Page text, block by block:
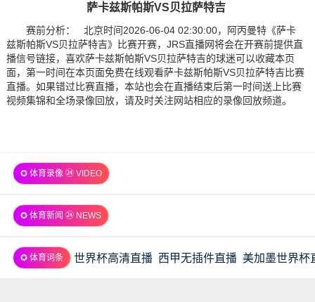
萨卡兹斯帕斯VS贝拉萨特吉
赛前分析： 北京时间2026-06-04 02:30:00，阿丙曼特《萨卡
兹斯帕斯VS贝拉萨特吉》比赛开赛，JRS直播网将会在开赛前提供直
播信号链接，喜欢萨卡兹斯帕斯VS贝拉萨特吉的球迷可以收藏本页
面，第一时间在本页面免费在线观看萨卡兹斯帕斯VS贝拉萨特吉比赛
直播。如果错过比赛直播，本站也会在直播结束后第一时间送上比赛
视频集锦和全场录像回放，请及时关注网站相应的录像回放频道。
✪ 体育录像 ㉔ VIDEO
✪ 体育新闻 ㉔ NEWS
✪ 体育词条 世界杯高清直播 西甲无插件直播 美加墨世界杯